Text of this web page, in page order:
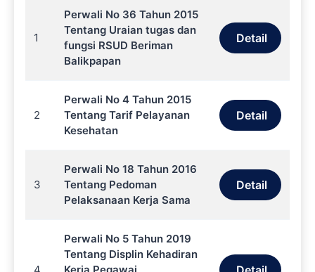
1
Perwali No 36 Tahun 2015
Tentang Uraian tugas dan
fungsi RSUD Beriman
Balikpapan
Detail
2
Perwali No 4 Tahun 2015
Tentang Tarif Pelayanan
Kesehatan
Detail
3
Perwali No 18 Tahun 2016
Tentang Pedoman
Pelaksanaan Kerja Sama
Detail
Perwali No 5 Tahun 2019
Tentang Displin Kehadiran